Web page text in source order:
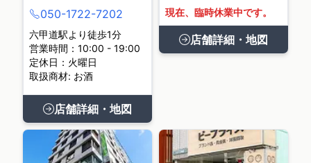
050-1722-7202
六甲道駅より徒歩1分
営業時間：10:00 - 19:00
定休日：火曜日
取扱商材: お酒
店舗詳細・地図
現在、臨時休業中です。
店舗詳細・地図